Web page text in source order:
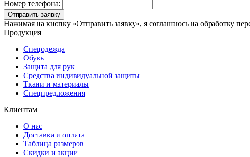
Номер телефона:
Отправить заявку
Нажимая на кнопку «Отправить заявку», я соглашаюсь на обработку
Продукция
Спецодежда
Обувь
Защита для рук
Средства индивидуальной защиты
Ткани и материалы
Спецпредложения
Клиентам
О нас
Доставка и оплата
Таблица размеров
Скидки и акции